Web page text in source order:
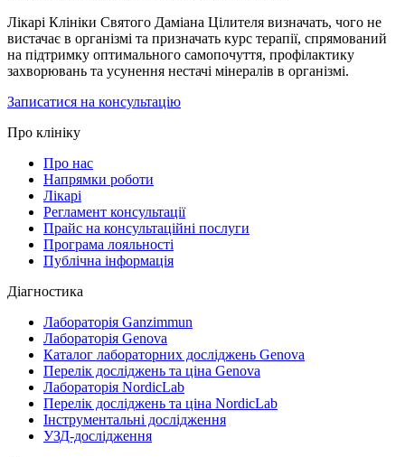
Лікарі Клініки Святого Даміана Цілителя визначать, чого не
вистачає в організмі та призначать курс терапії, спрямований
на підтримку оптимального самопочуття, профілактику
захворювань та усунення нестачі мінералів в організмі.
Записатися на консультацію
Про клініку
Про нас
Напрямки роботи
Лікарі
Регламент консультації
Прайс на консультаційні послуги
Програма лояльності
Публічна інформація
Діагностика
Лабораторія Ganzimmun
Лабораторія Genova
Каталог лабораторних досліджень Genova
Перелік досліджень та ціна Genova
Лабораторія NordicLab
Перелік досліджень та ціна NordicLab
Інструментальні дослідження
УЗД-дослідження